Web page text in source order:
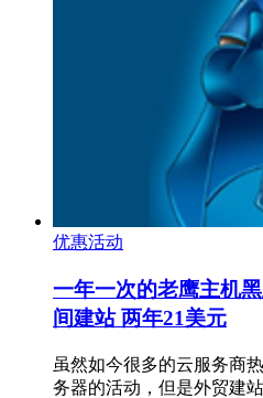
优惠活动
一年一次的老鹰主机
间建站 两年21美元
虽然如今很多的云服务商
务器的活动，但是外贸建